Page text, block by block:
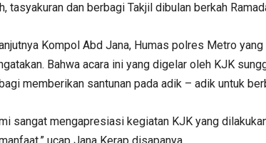
tasyakuran dan berbagi Takjil dibulan berkah
Kompol Abd Jana, Humas polres Metro
Bahwa acara ini yang digelar oleh KJK
memberikan santunan pada adik – adik untuk
sangat mengapresiasi kegiatan KJK yang